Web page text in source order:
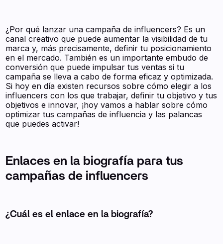
¿Por qué lanzar una campaña de influencers? Es un
canal creativo que puede aumentar la visibilidad de tu
marca y, más precisamente, definir tu posicionamiento
en el mercado. También es un importante embudo de
conversión que puede impulsar tus ventas si tu
campaña se lleva a cabo de forma eficaz y optimizada.
Si hoy en día existen recursos sobre cómo elegir a los
influencers con los que trabajar, definir tu objetivo y tus
objetivos e innovar, ¡hoy vamos a hablar sobre cómo
optimizar tus campañas de influencia y las palancas
que puedes activar!
Enlaces en la biografía para tus
campañas de influencers
¿Cuál es el enlace en la biografía?